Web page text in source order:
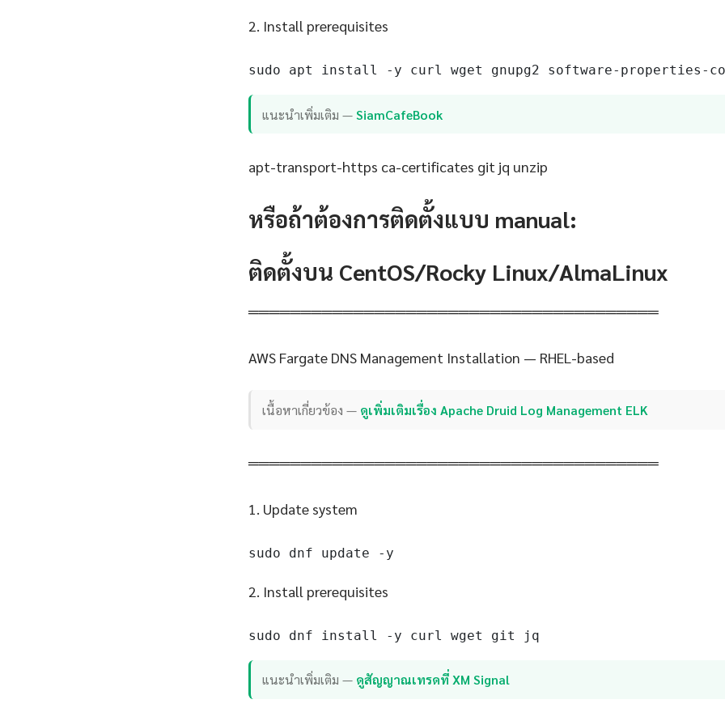
2. Install prerequisites
sudo apt install -y curl wget gnupg2 software-properties-
แนะนำเพิ่มเติม —SiamCafeBook
apt-transport-https ca-certificates git jq unzip
หรือถ้าต้องการติดตั้งแบบ manual:
ติดตั้งบน CentOS/Rocky Linux/AlmaLinux
═══════════════════════════════════════
AWS Fargate DNS Management Installation — RHEL-based
เนื้อหาเกี่ยวข้อง — ดูเพิ่มเติมเรื่อง Apache Druid Log Management ELK
═══════════════════════════════════════
1. Update system
sudo dnf update -y
2. Install prerequisites
sudo dnf install -y curl wget git jq
แนะนำเพิ่มเติม — ดูสัญญาณเทรดที่ XM Signal